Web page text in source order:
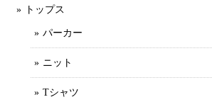
トップス
パーカー
ニット
Tシャツ